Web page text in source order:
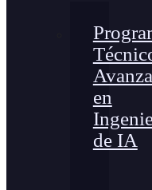
en
de IA